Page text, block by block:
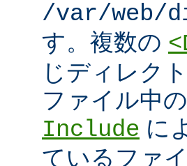
/var/web/
す。複数の
じディレク
ファイル中
Include に
ているファ